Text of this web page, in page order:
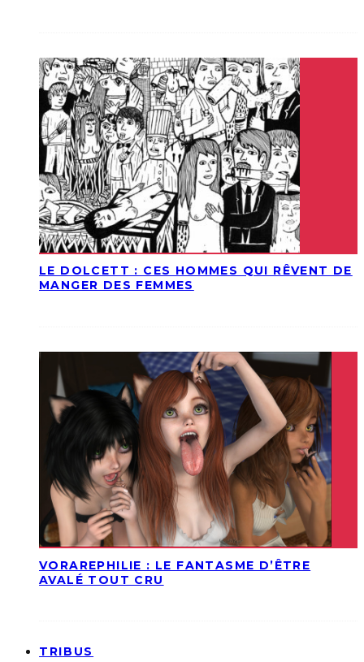
LE DOLCETT : CES HOMMES QUI RÊVENT DE
MANGER DES FEMMES
VORAREPHILIE : LE FANTASME D’ÊTRE
AVALÉ TOUT CRU
TRIBUS